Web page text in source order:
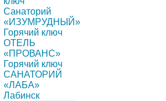
Санаторий
«ИЗУМРУДНЫЙ»
Горячий ключ
ОТЕЛЬ
«ПРОВАНС»
Горячий ключ
САНАТОРИЙ
«ЛАБА»
Лабинск